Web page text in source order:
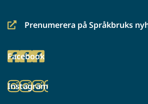
Prenumerera på Språkbruks
(siirryt
palveluun)
Facebook
(siirryt
palveluun)
Instagram
(siirryt